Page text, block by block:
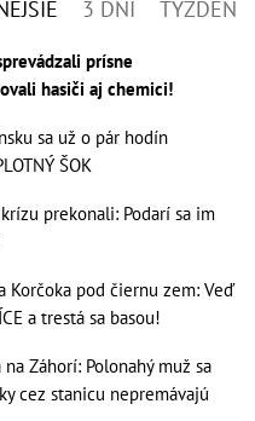
3 DNI TÝŽDEŇ
prísne
hasiči aj chemici!
sa už o pár hodín
ŠOK
prekonali: Podarí sa im
Korčoka pod čiernu zem: Veď
a trestá sa basou!
Záhorí: Polonahý muž sa
cez stanicu nepremávajú